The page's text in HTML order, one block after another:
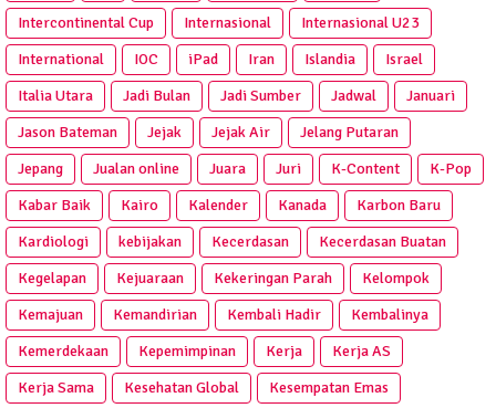
Intercontinental Cup
Internasional
Internasional U23
International
IOC iPad Iran Islandia
Israel
Italia Utara
Jadi Bulan Jadi Sumber Jadwal
Januari
Jason Bateman
Jejak Jejak Air
Jelang Putaran
Jepang
Jualan online Juara Juri K-Content
K-Pop
Kabar Baik
Kairo Kalender Kanada
Karbon Baru
Kardiologi
kebijakan Kecerdasan
Kecerdasan Buatan
Kegelapan
Kejuaraan Kekeringan Parah
Kelompok
Kemajuan
Kemandirian Kembali Hadir
Kembalinya
Kemerdekaan
Kepemimpinan Kerja
Kerja AS
Kerja Sama
Kesehatan Global
Kesempatan Emas